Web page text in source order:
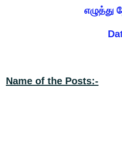
Name of the Posts:-